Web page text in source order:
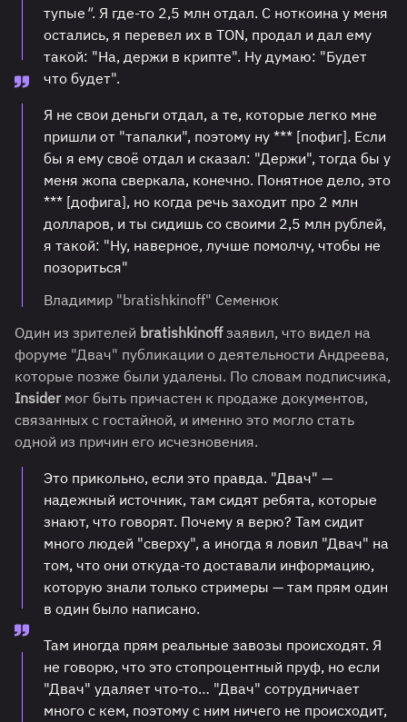
тупые ". Я где-то 2,5 млн отдал. С ноткоина у меня
остались, я перевел их в TON, продал и дал ему
такой: "На, держи в крипте". Ну думаю: "Будет
что будет".
Я не свои деньги отдал, а те, которые легко мне
пришли от "тапалки", поэтому ну *** [пофиг]. Если
бы я ему своё отдал и сказал: "Держи", тогда бы у
меня жопа сверкала, конечно. Понятное дело, это
*** [дофига], но когда речь заходит про 2 млн
долларов, и ты сидишь со своими 2,5 млн рублей,
я такой: "Ну, наверное, лучше помолчу, чтобы не
позориться"
Владимир "bratishkinoff" Семенюк
Один из зрителей bratishkinoffзаявил, что видел на
форуме "Двач" публикации о деятельности Андреева,
которые позже были удалены. По словам подписчика,
Insiderмог быть причастен к продаже документов,
связанных с гостайной, и именно это могло стать
одной из причин его исчезновения.
Это прикольно, если это правда. "Двач" —
надежный источник, там сидят ребята, которые
знают, что говорят. Почему я верю? Там сидит
много людей "сверху", а иногда я ловил "Двач" на
том, что они откуда-то доставали информацию,
которую знали только стримеры — там прям один
в один было написано.
Там иногда прям реальные завозы происходят. Я
не говорю, что это стопроцентный пруф, но если
"Двач" удаляет что-то… "Двач" сотрудничает
много с кем, поэтому с ним ничего не происходит,